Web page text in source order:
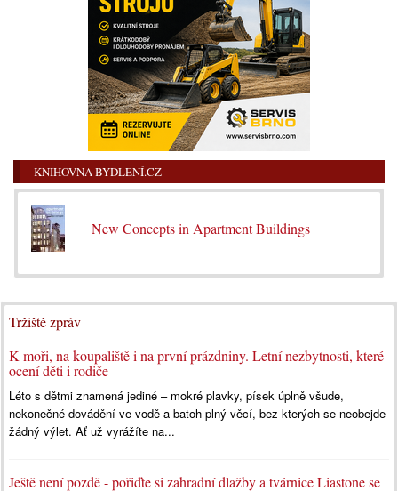
KNIHOVNA BYDLENÍ.CZ
New Concepts in Apartment Buildings
Tržiště zpráv
K moři, na koupaliště i na první prázdniny. Letní nezbytnosti, které
ocení děti i rodiče
Léto s dětmi znamená jediné – mokré plavky, písek úplně všude,
nekonečné dovádění ve vodě a batoh plný věcí, bez kterých se neobejde
žádný výlet. Ať už vyrážíte na...
Ještě není pozdě - pořiďte si zahradní dlažby a tvárnice Liastone se